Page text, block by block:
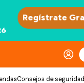
Consejos de seguridad